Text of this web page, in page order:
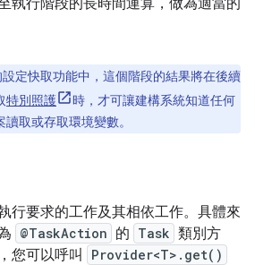
執行階段的長時間運算，做為適當的
定快取功能中，這個階段的結果將在後續
特別照護
時，才可讓建構系統知道任何
取或存取環境變數。
行要求的工作及其相依工作。具體來
@TaskAction 的 Task 類別方
您可以呼叫
Provider<T>.get()